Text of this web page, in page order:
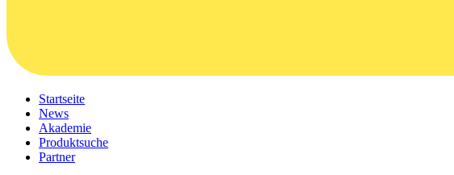
Startseite
News
Akademie
Produktsuche
Partner